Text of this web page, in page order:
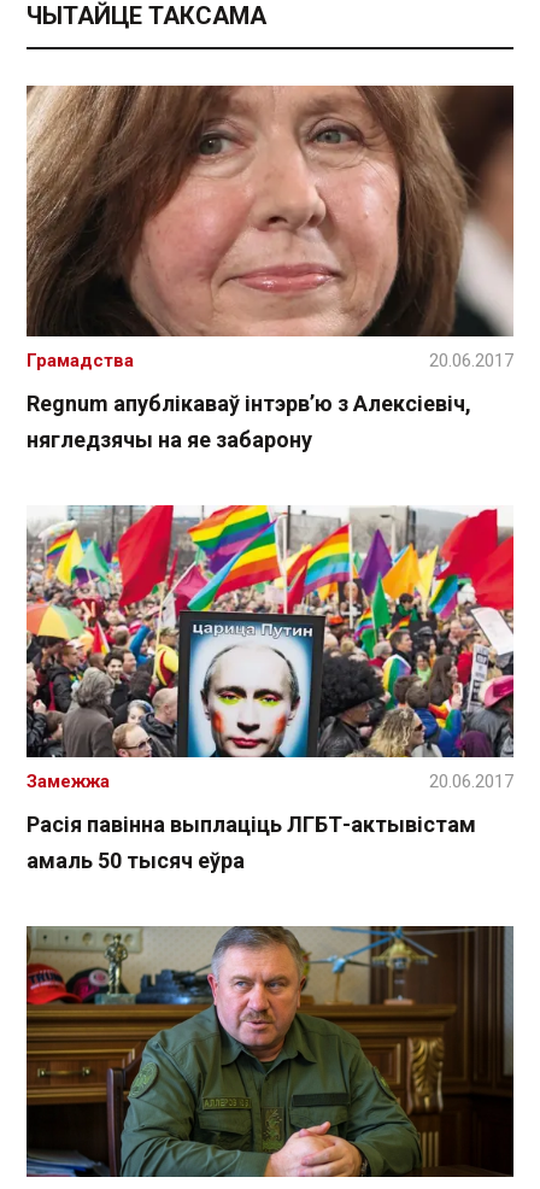
ЧЫТАЙЦЕ ТАКСАМА
Regnum апублікаваў інтэрв’ю з Алексіевіч,
нягледзячы на яе забарону
Грамадства 20.06.2017
Расія павінна выплаціць ЛГБТ-актывістам
амаль 50 тысяч еўра
Замежжа 20.06.2017